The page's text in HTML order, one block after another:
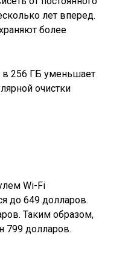
лет вперед.
более
в 256 ГБ уменьшает
очистки
Wi-Fi
до 649 долларов.
Таким образом,
799 долларов.